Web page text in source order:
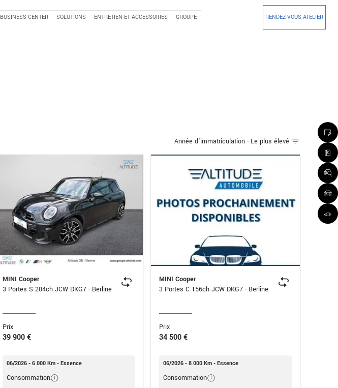
BUSINESS CENTER SOLUTIONS ENTRETIEN ET ACCESSOIRES GROUPE RENDEZ-VOUS ATELIER
MINI Cooper
3 Portes S 204ch JCW DKG7 - Berline
Prix
39 900 €
06/2026 - 6 000 Km - Essence
Consommation
MINI Cooper
3 Portes C 156ch JCW DKG7 - Berline
Prix
34 500 €
06/2026 - 8 000 Km - Essence
Consommation